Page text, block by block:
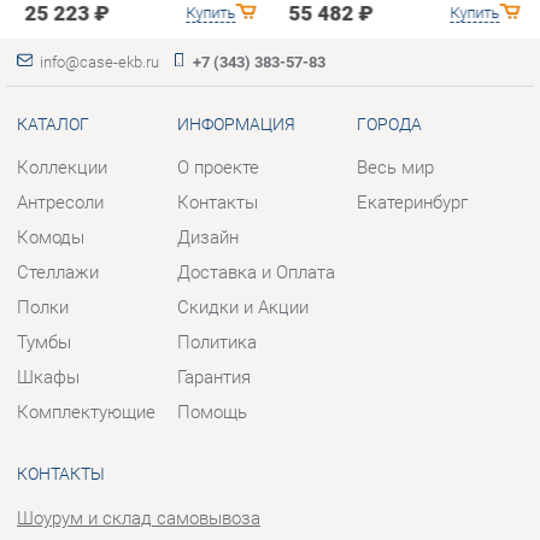
Антресоли
Комоды
Стеллажи
Полки
Контакты
Дизайн
Доставка и Оплата
Скидки и Акции
Екатеринбург
КОНТАКТЫ
Адрес: г. Березовский, ул.
Ленина, 2
Телефон: +7 (343) 383-57-83
Отправить сообщение